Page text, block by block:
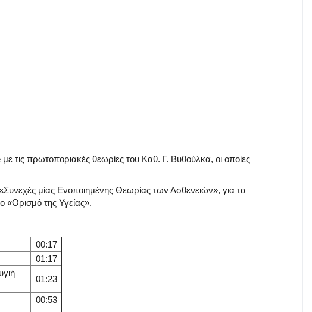
τις πρωτοποριακές θεωρίες του Καθ. Γ. Βυθούλκα, οι οποίες
μίας Ενοποιημένης Θεωρίας των Ασθενειών», για τα
«Ορισμό της Υγείας».
00:17
01:17
01:23
00:53